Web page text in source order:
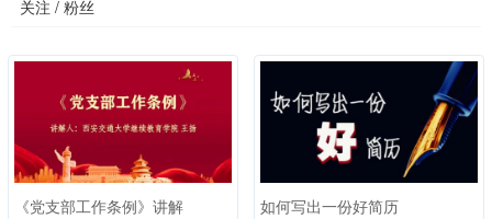
关注 / 粉丝
《党支部工作条例》讲解
如何写出一份好简历